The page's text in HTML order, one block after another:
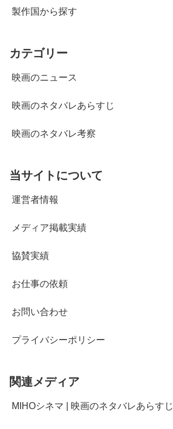
製作国から探す
カテゴリー
映画のニュース
映画のネタバレあらすじ
映画のネタバレ考察
当サイトについて
運営者情報
メディア掲載実績
協賛実績
お仕事の依頼
お問い合わせ
プライバシーポリシー
関連メディア
MIHOシネマ | 映画のネタバレあらすじ